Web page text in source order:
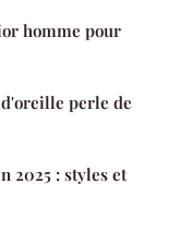
homme pour
perle de
2025 : styles et